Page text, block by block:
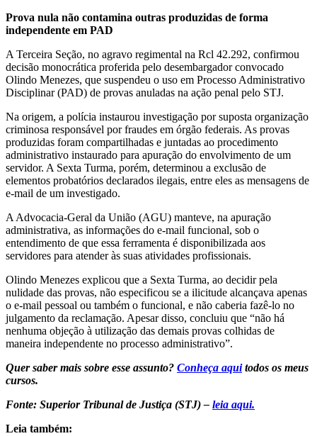
Prova nula não contamina outras produzidas de forma
independente em PAD
A Terceira Seção, no agravo regimental na Rcl 42.292, confirmou
decisão monocrática proferida pelo desembargador convocado
Olindo Menezes, que suspendeu o uso em Processo Administrativo
Disciplinar (PAD) de provas anuladas na ação penal pelo STJ.
Na origem, a polícia instaurou investigação por suposta organização
criminosa responsável por fraudes em órgão federais. As provas
produzidas foram compartilhadas e juntadas ao procedimento
administrativo instaurado para apuração do envolvimento de um
servidor. A Sexta Turma, porém, determinou a exclusão de
elementos probatórios declarados ilegais, entre eles as mensagens de
e-mail de um investigado.
A Advocacia-Geral da União (AGU) manteve, na apuração
administrativa, as informações do e-mail funcional, sob o
entendimento de que essa ferramenta é disponibilizada aos
servidores para atender às suas atividades profissionais.
Olindo Menezes explicou que a Sexta Turma, ao decidir pela
nulidade das provas, não especificou se a ilicitude alcançava apenas
o e-mail pessoal ou também o funcional, e não caberia fazê-lo no
julgamento da reclamação. Apesar disso, concluiu que “não há
nenhuma objeção à utilização das demais provas colhidas de
maneira independente no processo administrativo”.
Quer saber mais sobre esse assunto? Conheça aquitodos os meus
cursos.
Fonte: Superior Tribunal de Justiça (STJ) – leia aqui.
Leia também: